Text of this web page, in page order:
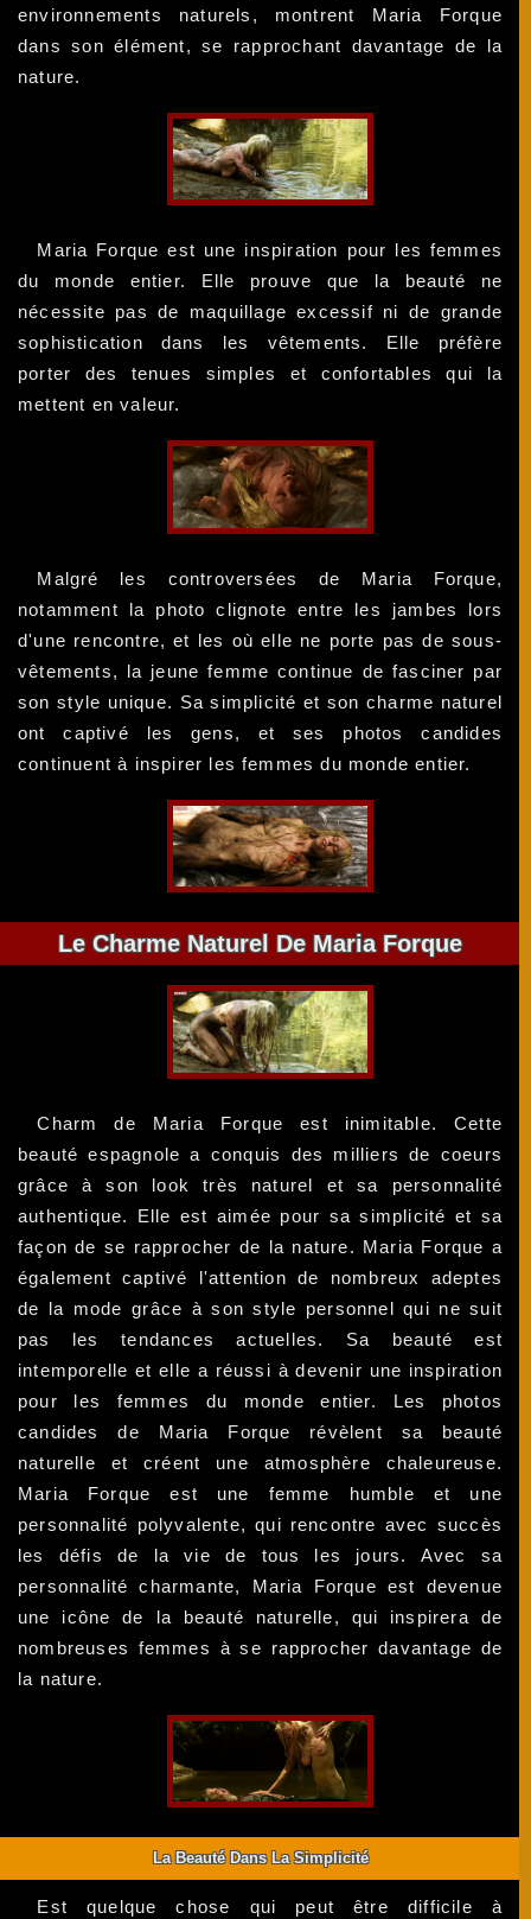
environnements naturels, montrent Maria Forque
dans son élément, se rapprochant davantage de la
nature.
Maria Forque est une inspiration pour les femmes
du monde entier. Elle prouve que la beauté ne
nécessite pas de maquillage excessif ni de grande
sophistication dans les vêtements. Elle préfère
porter des tenues simples et confortables qui la
mettent en valeur.
Malgré les controversées de Maria Forque,
notamment la photo clignote entre les jambes lors
d'une rencontre, et les où elle ne porte pas de sous-
vêtements, la jeune femme continue de fasciner par
son style unique. Sa simplicité et son charme naturel
ont captivé les gens, et ses photos candides
continuent à inspirer les femmes du monde entier.
Le Charme Naturel De Maria Forque
Charm de Maria Forque est inimitable. Cette
beauté espagnole a conquis des milliers de coeurs
grâce à son look très naturel et sa personnalité
authentique. Elle est aimée pour sa simplicité et sa
façon de se rapprocher de la nature. Maria Forque a
également captivé l'attention de nombreux adeptes
de la mode grâce à son style personnel qui ne suit
pas les tendances actuelles. Sa beauté est
intemporelle et elle a réussi à devenir une inspiration
pour les femmes du monde entier. Les photos
candides de Maria Forque révèlent sa beauté
naturelle et créent une atmosphère chaleureuse.
Maria Forque est une femme humble et une
personnalité polyvalente, qui rencontre avec succès
les défis de la vie de tous les jours. Avec sa
personnalité charmante, Maria Forque est devenue
une icône de la beauté naturelle, qui inspirera de
nombreuses femmes à se rapprocher davantage de
la nature.
La Beauté Dans La Simplicité
Est quelque chose qui peut être difficile à